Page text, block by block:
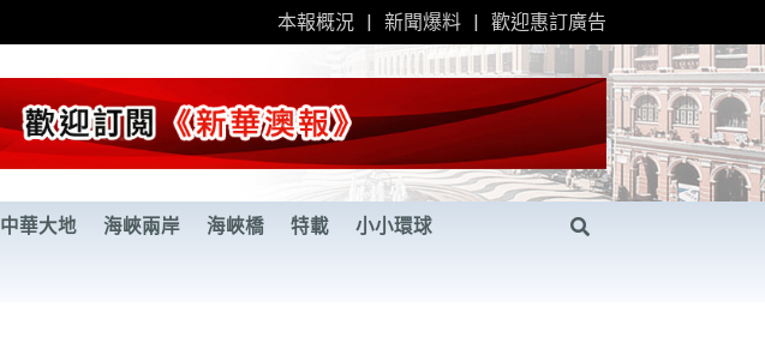
本報概況 新聞爆料 歡迎惠訂廣告
中華大地 海峽兩岸 海峽橋 特載 小小環球